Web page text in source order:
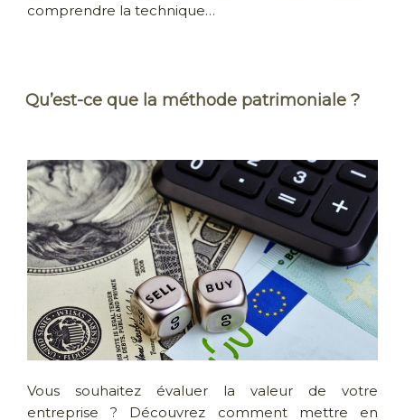
comprendre la technique…
Qu’est-ce que la méthode patrimoniale ?
Vous souhaitez évaluer la valeur de votre
entreprise ? Découvrez comment mettre en